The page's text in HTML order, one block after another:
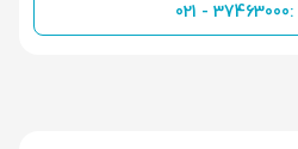
:
021 - 37463000